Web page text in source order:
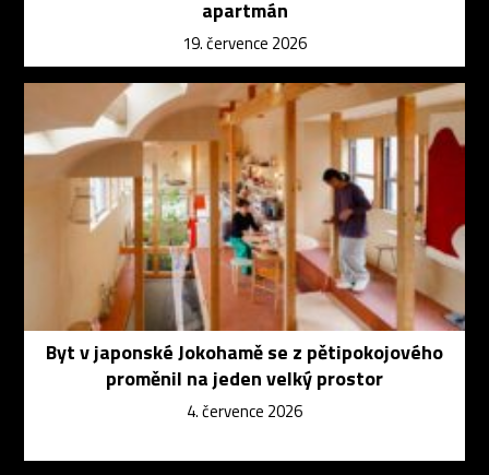
apartmán
19. července 2026
Byt v japonské Jokohamě se z pětipokojového
proměnil na jeden velký prostor
4. července 2026